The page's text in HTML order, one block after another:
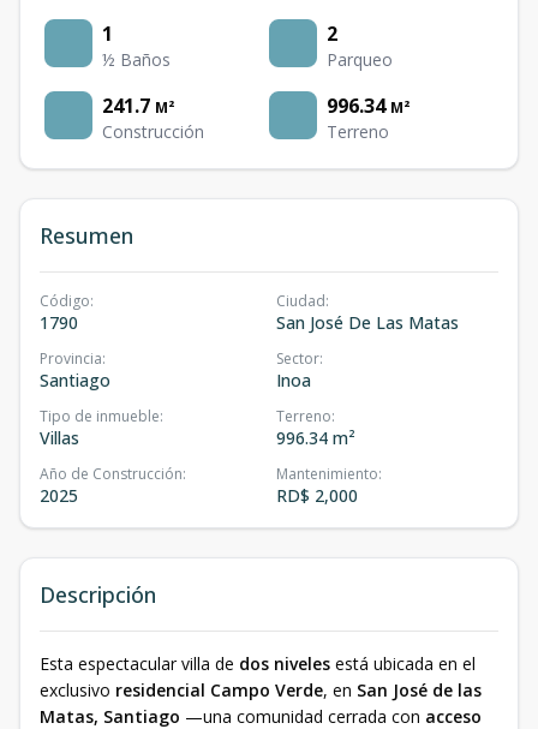
1
½ Baños
2
Parqueo
241.7 M²
Construcción
996.34 M²
Terreno
Resumen
Código:
1790
Ciudad:
San José De Las Matas
Provincia:
Santiago
Sector:
Inoa
Tipo de inmueble:
Villas
Terreno:
996.34 m²
Año de Construcción:
2025
Mantenimiento:
RD$ 2,000
Descripción
Esta espectacular villa de dos niveles está ubicada en el
exclusivo residencial Campo Verde, en San José de las
Matas, Santiago —una comunidad cerrada con acceso